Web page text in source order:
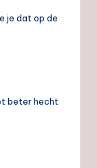
je dat op de
beter hecht